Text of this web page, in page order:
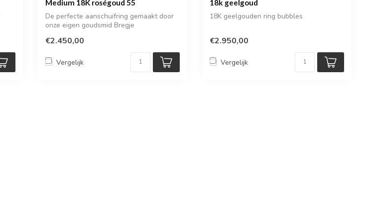
Medium 18K roségoud 55
De perfecte aanschuifring gemaakt door
onze eigen goudsmid Bregje
€2.450,00
Vergelijk
18k geelgoud
18K geelgouden ring bubbles
€2.950,00
Vergelijk